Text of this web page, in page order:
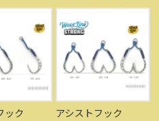
ック
アシストフック